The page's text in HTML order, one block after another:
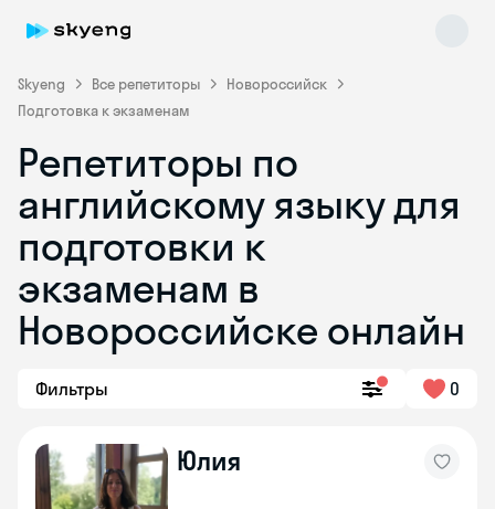
Skyeng Все репетиторы
Новороссийск
Подготовка к экзаменам
Репетиторы по
английскому языку для
подготовки к
экзаменам в
Новороссийске онлайн
Фильтры 0
Юлия
Skyeng Chat